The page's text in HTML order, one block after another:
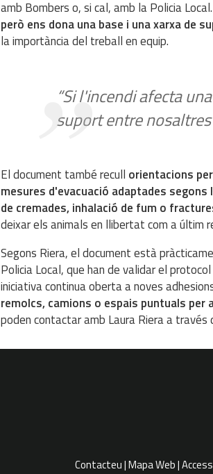
amb Bombers o, si cal, amb la Policia
però ens dona una base i una xarxa de
la importància del treball en equip.
“Si l'incendi afecta
suport entre nosaltres
El document també recull orientacions
mesures d'evacuació adaptades
de cremades, inhalació de fum o
deixar els animals en llibertat com a últim
Segons Riera, el document està
Policia Local, que han de validar el
iniciativa continua oberta a noves
remolcs, camions o espais puntuals per
poden contactar amb Laura Riera a través
Mapa Web
Contacteu